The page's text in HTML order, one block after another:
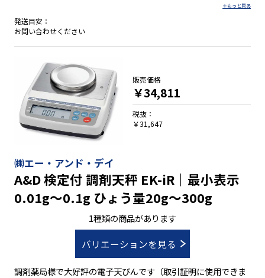
発送目安：
お問い合わせください
㈱エー・アンド・デイ
A&D 検定付 調剤天秤 EK-iR｜最小表示
0.01g～0.1g ひょう量20g～300g
1種類の商品があります
バリエーションを見る
調剤薬局様で大好評の電子天びんです（取引証明に使用できま
販売価格
￥34,811
税抜：
￥31,647